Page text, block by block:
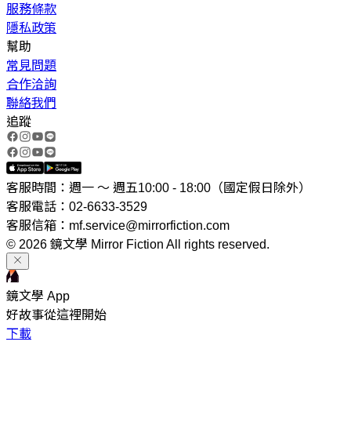
服務條款
隱私政策
幫助
常見問題
合作洽詢
聯絡我們
追蹤
客服時間：週一 ～ 週五10:00 - 18:00（國定假日除外）
客服電話：02-6633-3529
客服信箱：mf.service@mirrorfiction.com
© 2026 鏡文學 Mirror Fiction All rights reserved.
鏡文學 App
好故事從這裡開始
下載